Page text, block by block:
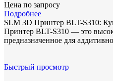
Цена по запросу
Подробнее
SLM 3D Принтер BLT-S310:
Принтер BLT-S310 — это
предназначенное для
Быстрый просмотр